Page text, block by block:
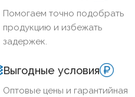
Помогаем точно подобрать
продукцию и избежать
задержек.
Выгодные условия
Оптовые цены и гарантийная